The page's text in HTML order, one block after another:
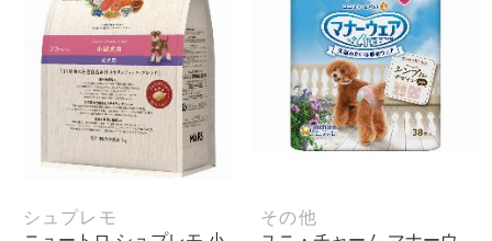
シュプレモ
その他